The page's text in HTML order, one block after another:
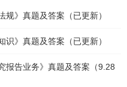
》真题及答案（已更新）
》真题及答案（已更新）
报告业务》真题及答案（9.28